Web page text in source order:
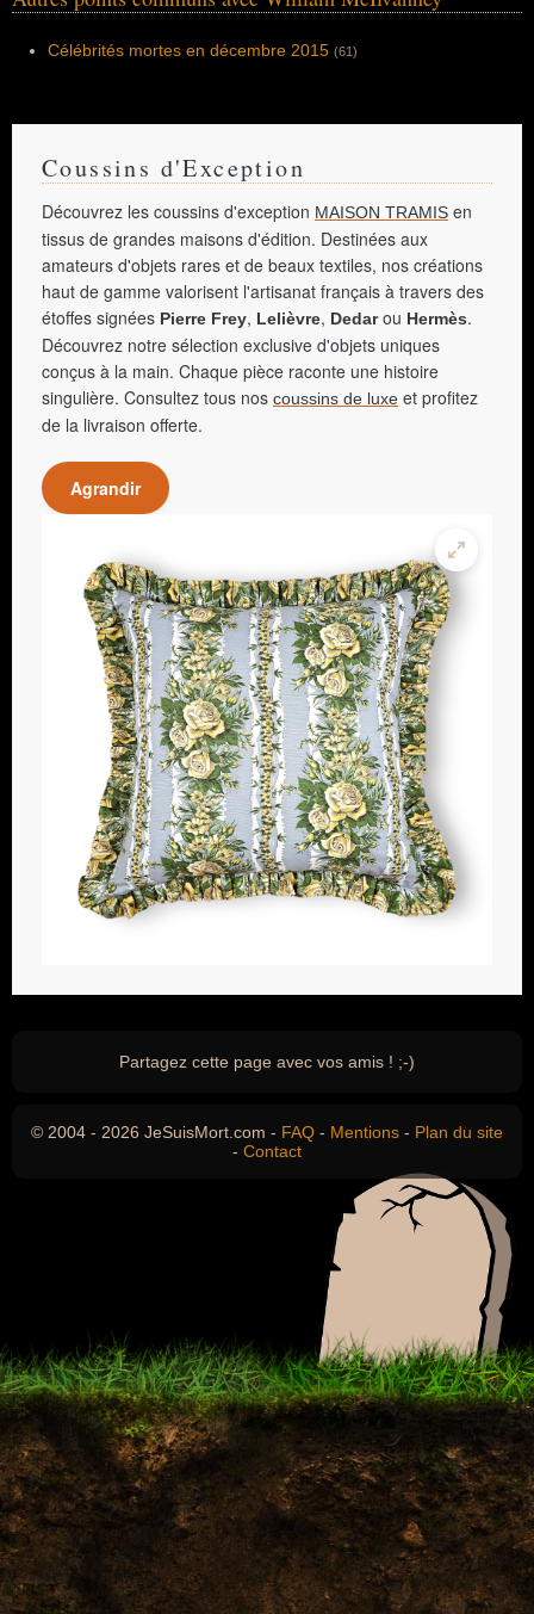
Célébrités mortes en décembre 2015 (61)
Coussins d'Exception
Découvrez les coussins d'exception MAISON TRAMIS en
tissus de grandes maisons d'édition. Destinées aux
amateurs d'objets rares et de beaux textiles, nos créations
haut de gamme valorisent l'artisanat français à travers des
étoffes signées Pierre Frey, Lelièvre, Dedarou Hermès.
Découvrez notre sélection exclusive d'objets uniques
conçus à la main. Chaque pièce raconte une histoire
singulière. Consultez tous nos coussins de luxe et profitez
de la livraison offerte.
Agrandir
Partagez cette page avec vos amis ! ;-)
© 2004 - 2026 JeSuisMort.com - FAQ - Mentions - Plan du site
- Contact